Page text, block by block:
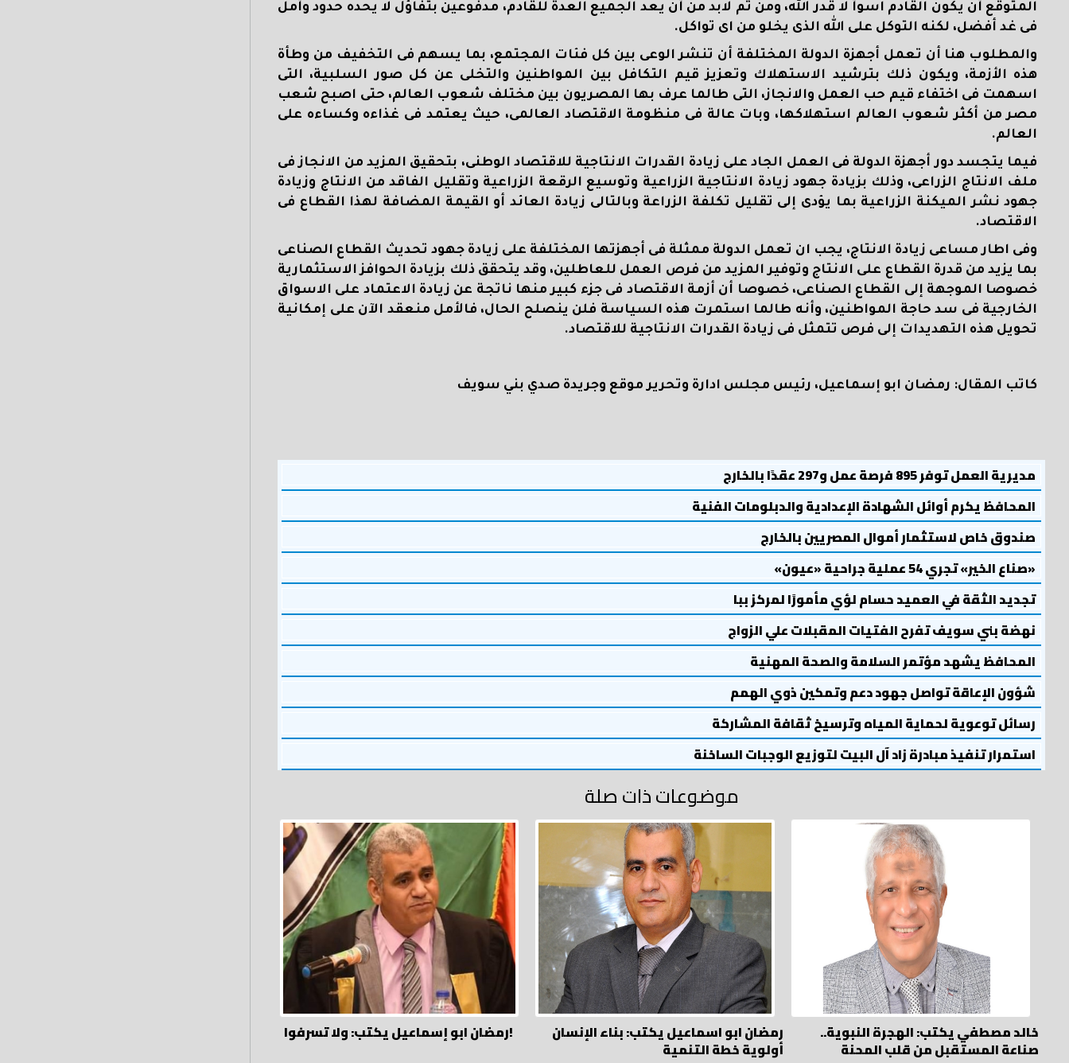
المتوقع أن يكون القادم اسوأ لا قدر الله، ومن ثم لابد من أن يعد الجميع العدة للقادم، مدفوعين بتفاؤل لا يحده حدود وأمل
فى غد أفضل، لكنه التوكل على الله الذى يخلو من اى تواكل.
والمطلوب هنا أن تعمل أجهزة الدولة المختلفة أن تنشر الوعى بين كل فئات المجتمع، بما يسهم فى التخفيف من وطأة
هذه الأزمة، ويكون ذلك بترشيد الاستهلاك وتعزيز قيم التكافل بين المواطنين والتخلى عن كل صور السلبية، التى
اسهمت فى اختفاء قيم حب العمل والانجاز، التى طالما عرف بها المصريون بين مختلف شعوب العالم، حتى اصبح شعب
مصر من أكثر شعوب العالم استهلاكها، وبات عالة فى منظومة الاقتصاد العالمى، حيث يعتمد فى غذاءه وكساءه على
العالم.
فيما يتجسد دور أجهزة الدولة فى العمل الجاد على زيادة القدرات الانتاجية للاقتصاد الوطنى، بتحقيق المزيد من الانجاز فى
ملف الانتاج الزراعى، وذلك بزيادة جهود زيادة الانتاجية الزراعية وتوسيع الرقعة الزراعية وتقليل الفاقد من الانتاج وزيادة
جهود نشر الميكنة الزراعية بما يؤدى إلى تقليل تكلفة الزراعة وبالتالى زيادة العائد أو القيمة المضافة لهذا القطاع فى
الاقتصاد.
وفى اطار مساعى زيادة الانتاج، يجب ان تعمل الدولة ممثلة فى أجهزتها المختلفة على زيادة جهود تحديث القطاع الصناعى
بما يزيد من قدرة القطاع على الانتاج وتوفير المزيد من فرص العمل للعاطلين، وقد يتحقق ذلك بزيادة الحوافز الاستثمارية
خصوصا الموجهة إلى القطاع الصناعى، خصوصا أن أزمة الاقتصاد فى جزء كبير منها ناتجة عن زيادة الاعتماد على الاسواق
الخارجية فى سد حاجة المواطنين، وأنه طالما استمرت هذه السياسة فلن ينصلح الحال، فالأمل منعقد الآن على إمكانية
تحويل هذه التهديدات إلى فرص تتمثل فى زيادة القدرات الانتاجية للاقتصاد.
كاتب المقال: رمضان ابو إسماعيل، رئيس مجلس ادارة وتحرير موقع وجريدة صدي بني سويف
مديرية العمل توفر 895 فرصة عمل و297 عقدًا بالخارج
المحافظ يكرم أوائل الشهادة الإعدادية والدبلومات الفنية
صندوق خاص لاستثمار أموال المصريين بالخارج
«صناع الخير» تجري 54 عملية جراحية «عيون»
تجديد الثقة في العميد حسام لؤي مأمورًا لمركز ببا
نهضة بني سويف تفرح الفتيات المقبلات علي الزواج
المحافظ يشهد مؤتمر السلامة والصحة المهنية
شؤون الإعاقة تواصل جهود دعم وتمكين ذوي الهمم
رسائل توعوية لحماية المياه وترسيخ ثقافة المشاركة
استمرار تنفيذ مبادرة زاد آل البيت لتوزيع الوجبات الساخنة
موضوعات ذات صلة
خالد مصطفي يكتب: الهجرة النبوية..
صناعة المستقبل من قلب المحنة
رمضان ابو اسماعيل يكتب: بناء الإنسان
أولوية خطة التنمية
رمضان ابو إسماعيل يكتب: ولا تسرفوا!